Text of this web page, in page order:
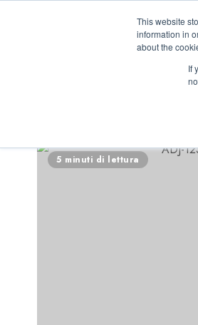
This website
information in
about the
If
23:01:35
5 minuti di lettura